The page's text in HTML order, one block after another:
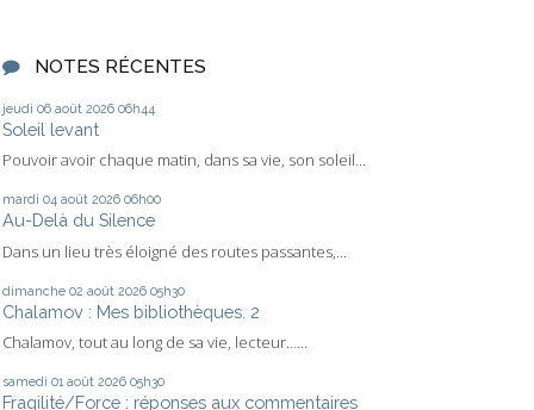
NOTES RÉCENTES
jeudi 06 août 2026 06h44
Soleil levant
Pouvoir avoir chaque matin, dans sa vie, son soleil...
mardi 04 août 2026 06h00
Au-Delà du Silence
Dans un lieu très éloigné des routes passantes,...
dimanche 02 août 2026 05h30
Chalamov : Mes bibliothèques. 2
Chalamov, tout au long de sa vie, lecteur…...
samedi 01 août 2026 05h30
Fragilité/Force : réponses aux commentaires